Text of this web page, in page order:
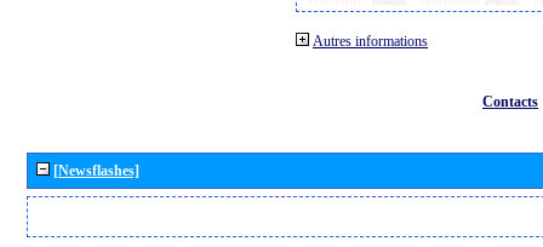
Autres informations
Contacts
[Newsflashes]